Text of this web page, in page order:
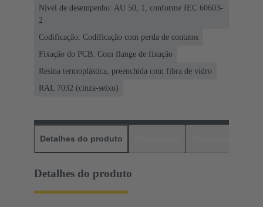
Nível de desempenho: AU 50, 1, conforme IEC 60603-
2
Codificação: Codificação com perda de contatos
Fixação do PCB: Com flange de fixação
Resina termoplástica, preenchida com fibra de vidro
RAL 7032 (cinza-seixo)
Detalhes do produto
Detalhes do produto